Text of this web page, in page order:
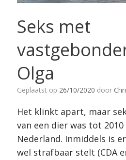
Seks met
Olga
Geplaatst op 26/10/2020 door
Het klinkt apart, maar
van een dier was tot
Nederland. Inmiddels is
wel strafbaar stelt (CDA